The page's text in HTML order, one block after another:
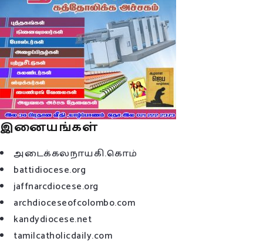
இனையங்கள்
அடைக்கலநாயகி.கொம்
battidiocese.org
jaffnarcdiocese.org
archdioceseofcolombo.com
kandydiocese.net
tamilcatholicdaily.com